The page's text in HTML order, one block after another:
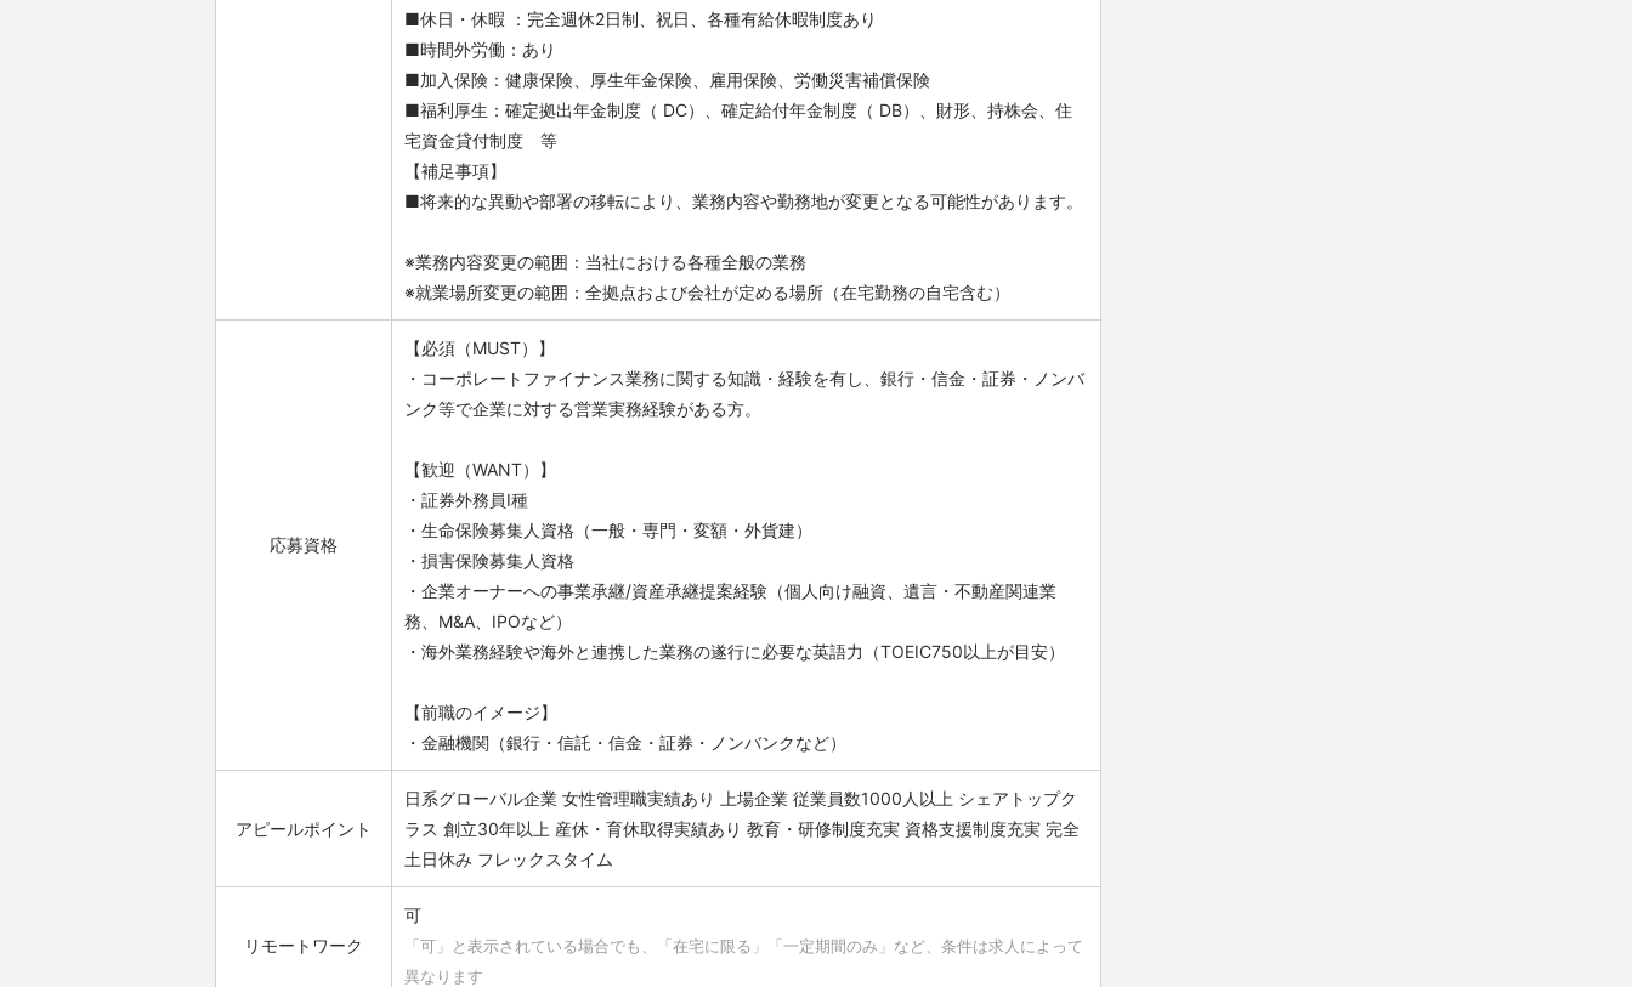
■休日・休暇 ：完全週休2日制、祝日、各種有給休暇制度あり
■時間外労働：あり
■加入保険：健康保険、厚生年金保険、雇用保険、労働災害補償保険
■福利厚生：確定拠出年金制度（ DC）、確定給付年金制度（ DB）、財形、持株会、住
宅資金貸付制度 等
【補足事項】
■将来的な異動や部署の移転により、業務内容や勤務地が変更となる可能性があります。
※業務内容変更の範囲：当社における各種全般の業務
※就業場所変更の範囲：全拠点および会社が定める場所（在宅勤務の自宅含む）
応募資格
【必須（MUST）】
・コーポレートファイナンス業務に関する知識・経験を有し、銀行・信金・証券・ノンバ
ンク等で企業に対する営業実務経験がある方。
【歓迎（WANT）】
・証券外務員Ⅰ種
・生命保険募集人資格（一般・専門・変額・外貨建）
・損害保険募集人資格
・企業オーナーへの事業承継/資産承継提案経験（個人向け融資、遺言・不動産関連業
務、M&A、IPOなど）
・海外業務経験や海外と連携した業務の遂行に必要な英語力（TOEIC750以上が目安）
【前職のイメージ】
・金融機関（銀行・信託・信金・証券・ノンバンクなど）
アピールポイント
日系グローバル企業 女性管理職実績あり 上場企業 従業員数1000人以上 シェアトップク
ラス 創立30年以上 産休・育休取得実績あり 教育・研修制度充実 資格支援制度充実 完全
土日休み フレックスタイム
リモートワーク
可
「可」と表示されている場合でも、「在宅に限る」「一定期間のみ」など、条件は求人によって
異なります